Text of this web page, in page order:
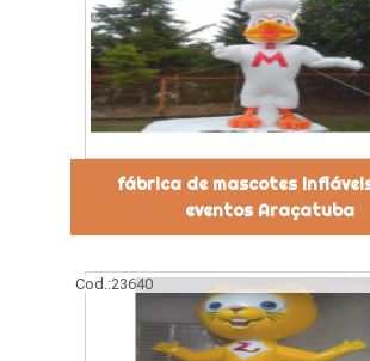
fábrica de mascotes
eventos Araçatuba
Cod.:23640